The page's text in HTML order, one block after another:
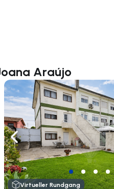
Araújo
rechts navigieren
Nach links navigieren
Virtueller Rundgang